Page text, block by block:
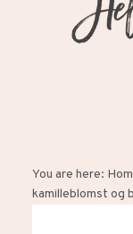
You are here:
kamilleblomst og